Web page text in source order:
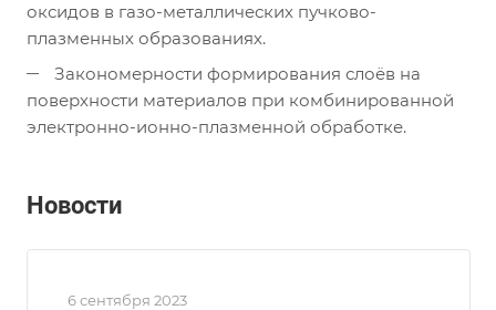
оксидов в газо-металлических пучково-
плазменных образованиях.
Закономерности формирования слоёв на
поверхности материалов при комбинированной
электронно-ионно-плазменной обработке.
Новости
6 сентября 2023